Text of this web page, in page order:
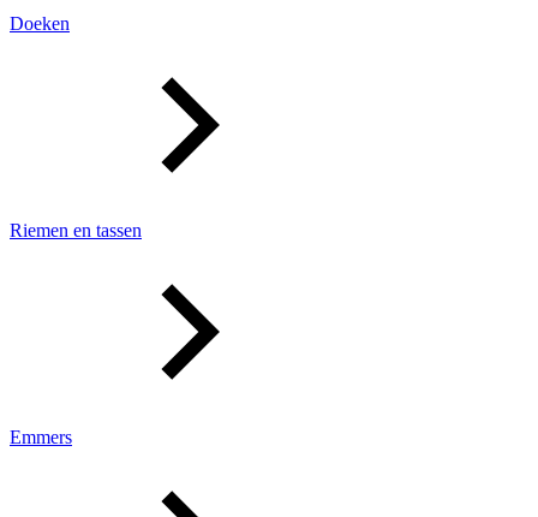
Doeken
Riemen en tassen
Emmers